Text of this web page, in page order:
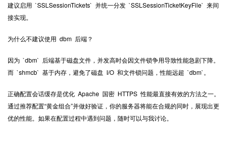
建议启用 `SSLSessionTickets` 并统一分发 `SSLSessionTicketKeyFile` 来间
接实现。
为什么不建议使用 dbm 后端？
因为 `dbm` 后端基于磁盘文件，并发高时会因文件锁争用导致性能急剧下降。
而 `shmcb` 基于内存，避免了磁盘 I/O 和文件锁问题，性能远超 `dbm`。
正确配置会话缓存是优化 Apache 国密 HTTPS 性能最直接有效的方法之一。
通过推荐配置“黄金组合”并做好验证，你的服务器将能在合规的同时，展现出更
优的性能。如果在配置过程中遇到问题，随时可以与我讨论。